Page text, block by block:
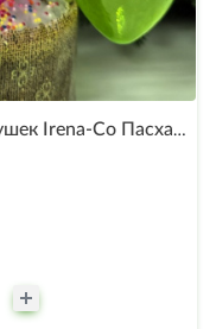
Набор стеклянных ёлочных игрушек Irena-Co Пасхальные яйца прозрачные